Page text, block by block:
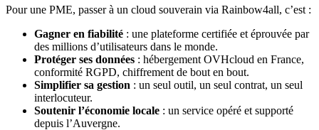
Pour une PME, passer à un cloud souverain via Rainbow4all, c’est :
Gagner en fiabilité : une plateforme certifiée et éprouvée par
des millions d’utilisateurs dans le monde.
Protéger ses données : hébergement OVHcloud en France,
conformité RGPD, chiffrement de bout en bout.
Simplifier sa gestion : un seul outil, un seul contrat, un seul
interlocuteur.
Soutenir l’économie locale : un service opéré et supporté
depuis l’Auvergne.